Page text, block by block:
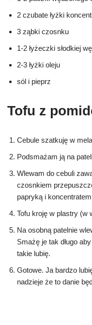
2 czubate łyżki
3 ząbki czosnku
1-2 łyżeczki słodkiej
2-3 łyżki oleju
sól i pieprz
Tofu z
Cebule szatkuję w
Podsmażam ją na
Wlewam do cebuli
czosnkiem
papryką i
Tofu kroję w plastry (w
Na osobną patelnie
Smażę je tak długo
takie lubię.
Gotowe. Ja bardzo
nadzieje że to danie